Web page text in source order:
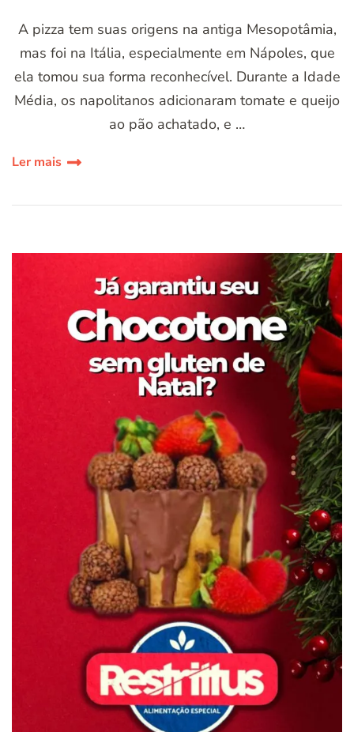
A pizza tem suas origens na antiga Mesopotâmia,
mas foi na Itália, especialmente em Nápoles, que
ela tomou sua forma reconhecível. Durante a Idade
Média, os napolitanos adicionaram tomate e queijo
ao pão achatado, e …
Ler mais